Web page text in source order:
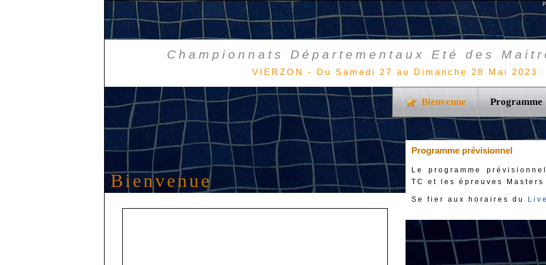
Championnats Départementaux Eté des
VIERZON - Du Samedi 27 au Dimanche 28 Mai 2023
Bienvenue Programme
Bienvenue
Programme prévisionnel
Le programme
TC et les épreuves Masters
Se fier aux horaires du